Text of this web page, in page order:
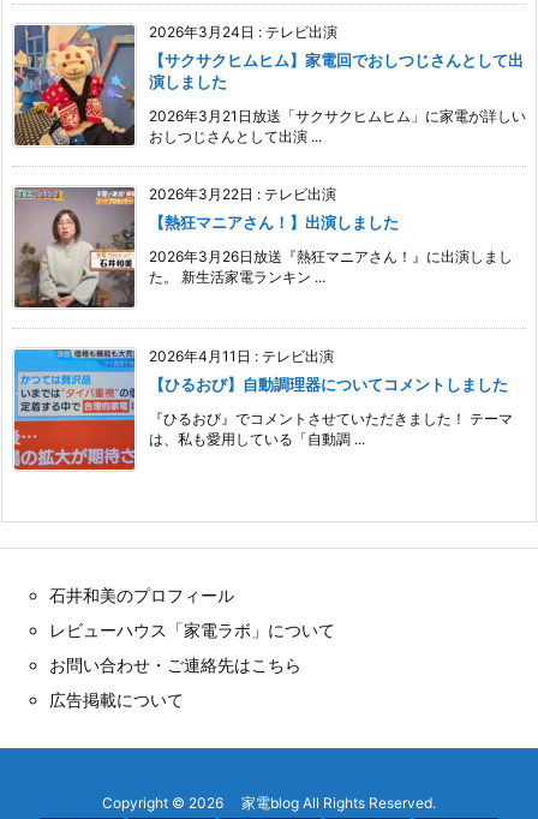
2026年3月24日 : テレビ出演
【サクサクヒムヒム】家電回でおしつじさんとして出
演しました
2026年3月21日放送「サクサクヒムヒム」に家電が詳しい
おしつじさんとして出演 ...
2026年3月22日 : テレビ出演
【熱狂マニアさん！】出演しました
2026年3月26日放送『熱狂マニアさん！』に出演しまし
た。 新生活家電ランキン ...
2026年4月11日 : テレビ出演
【ひるおび】自動調理器についてコメントしました
『ひるおび』でコメントさせていただきました！ テーマ
は、私も愛用している「自動調 ...
石井和美のプロフィール
レビューハウス「家電ラボ」について
お問い合わせ・ご連絡先はこちら
広告掲載について
Copyright © 2026 家電blog All Rights Reserved.